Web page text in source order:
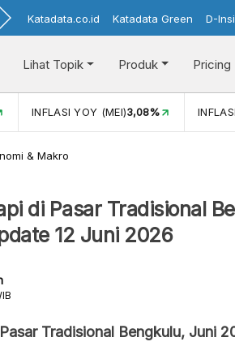
Katadata.co.id Katadata Green D-
Lihat Topik Produk Pricing
INFLASI YOY (MEI)3,08%
& Makro
di Pasar Tradisional
12 Juni 2026
Tradisional Bengkulu, Juni